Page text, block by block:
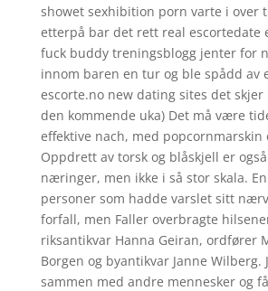
showet sexhibition porn varte i over
etterpå bar det rett real escortedate
fuck buddy treningsblogg jenter for
innom baren en tur og ble spådd av
escorte.no new dating sites det skjer
den kommende uka) Det må være
effektive nach, med popcornmarskin
Oppdrett av torsk og blåskjell er
næringer, men ikke i så stor skala.
personer som hadde varslet sitt
forfall, men Faller overbragte
riksantikvar Hanna Geiran, ordfører
Borgen og byantikvar Janne Wilberg.
sammen med andre mennesker og